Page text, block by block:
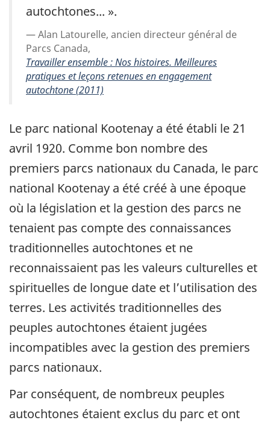
autochtones... ».
Alan Latourelle, ancien directeur général de
Parcs Canada,
Travailler ensemble : Nos histoires. Meilleures
pratiques et leçons retenues en engagement
autochtone (2011)
Le parc national Kootenay a été établi le 21
avril 1920. Comme bon nombre des
premiers parcs nationaux du Canada, le parc
national Kootenay a été créé à une époque
où la législation et la gestion des parcs ne
tenaient pas compte des connaissances
traditionnelles autochtones et ne
reconnaissaient pas les valeurs culturelles et
spirituelles de longue date et l’utilisation des
terres. Les activités traditionnelles des
peuples autochtones étaient jugées
incompatibles avec la gestion des premiers
parcs nationaux.
Par conséquent, de nombreux peuples
autochtones étaient exclus du parc et ont